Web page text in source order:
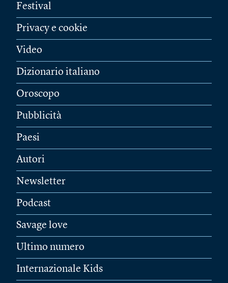
Festival
Privacy e cookie
Video
Dizionario italiano
Oroscopo
Pubblicità
Paesi
Autori
Newsletter
Podcast
Savage love
Ultimo numero
Internazionale Kids